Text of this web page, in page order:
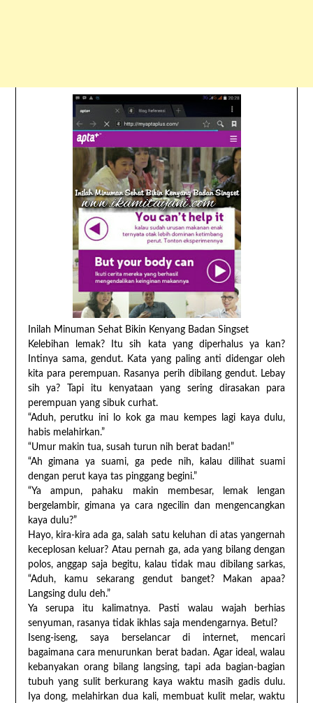
Inilah Minuman Sehat Bikin Kenyang Badan Singset
Kelebihan lemak? Itu sih kata yang diperhalus ya kan?
Intinya sama, gendut. Kata yang paling anti didengar oleh
kita para perempuan. Rasanya perih dibilang gendut. Lebay
sih ya? Tapi itu kenyataan yang sering dirasakan para
perempuan yang sibuk curhat.
“Aduh, perutku ini lo kok ga mau kempes lagi kaya dulu,
habis melahirkan.”
“Umur makin tua, susah turun nih berat badan!”
“Ah gimana ya suami, ga pede nih, kalau dilihat suami
dengan perut kaya tas pinggang begini.”
“Ya ampun, pahaku makin membesar, lemak lengan
bergelambir, gimana ya cara ngecilin dan mengencangkan
kaya dulu?”
Hayo, kira-kira ada ga, salah satu keluhan di atas yangernah
keceplosan keluar? Atau pernah ga, ada yang bilang dengan
polos, anggap saja begitu, kalau tidak mau dibilang sarkas,
“Aduh, kamu sekarang gendut banget? Makan apaa?
Langsing dulu deh.”
Ya serupa itu kalimatnya. Pasti walau wajah berhias
senyuman, rasanya tidak ikhlas saja mendengarnya. Betul?
Iseng-iseng, saya berselancar di internet, mencari
bagaimana cara menurunkan berat badan. Agar ideal, walau
kebanyakan orang bilang langsing, tapi ada bagian-bagian
tubuh yang sulit berkurang kaya waktu masih gadis dulu.
Iya dong, melahirkan dua kali, membuat kulit melar, waktu